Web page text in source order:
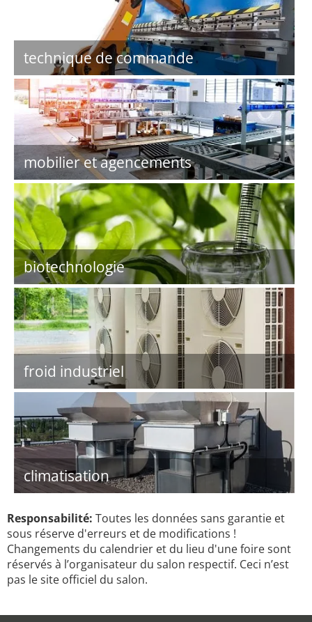
technique de commande
mobilier et agencements
biotechnologie
froid industriel
climatisation
Responsabilité: Toutes les données sans garantie et
sous réserve d'erreurs et de modifications !
Changements du calendrier et du lieu d'une foire sont
réservés à l’organisateur du salon respectif. Ceci n’est
pas le site officiel du salon.